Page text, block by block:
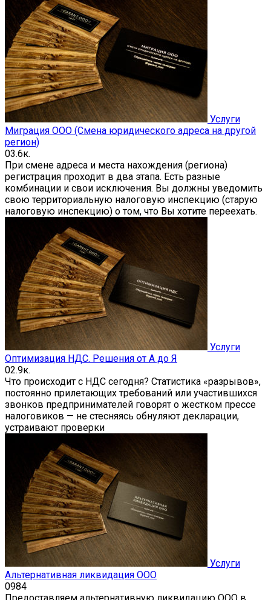
Услуги
Миграция ООО (Смена юридического адреса на другой
регион)
03.6к.
При смене адреса и места нахождения (региона)
регистрация проходит в два этапа. Есть разные
комбинации и свои исключения. Вы должны уведомить
свою территориальную налоговую инспекцию (старую
налоговую инспекцию) о том, что Вы хотите переехать.
Услуги
Оптимизация НДС. Решения от А до Я
02.9к.
Что происходит с НДС сегодня? Статистика «разрывов»,
постоянно прилетающих требований или участившихся
звонков предпринимателей говорят о жестком прессе
налоговиков — не стесняясь обнуляют декларации,
устраивают проверки
Услуги
Альтернативная ликвидация ООО
0984